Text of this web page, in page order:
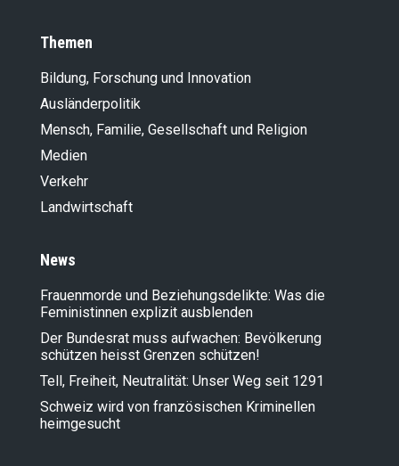
Themen
Bildung, Forschung und Innovation
Ausländer­politik
Mensch, Familie, Gesellschaft und Religion
Medien
Verkehr
Landwirt­schaft
News
Frauenmorde und Beziehungsdelikte: Was die
Feministinnen explizit ausblenden
Der Bundesrat muss aufwachen: Bevölkerung
schützen heisst Grenzen schützen!
Tell, Freiheit, Neutralität: Unser Weg seit 1291
Schweiz wird von französischen Kriminellen
heimgesucht